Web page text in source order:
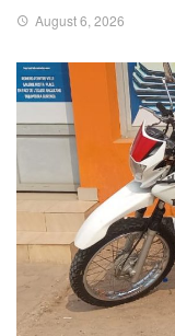
August 6, 2026